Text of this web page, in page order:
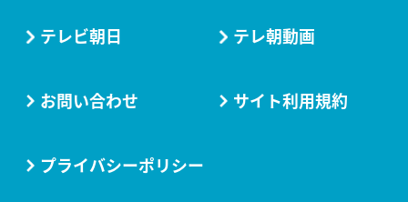
テレビ朝日 テレ朝動画
お問い合わせ サイト利用規約
プライバシーポリシー